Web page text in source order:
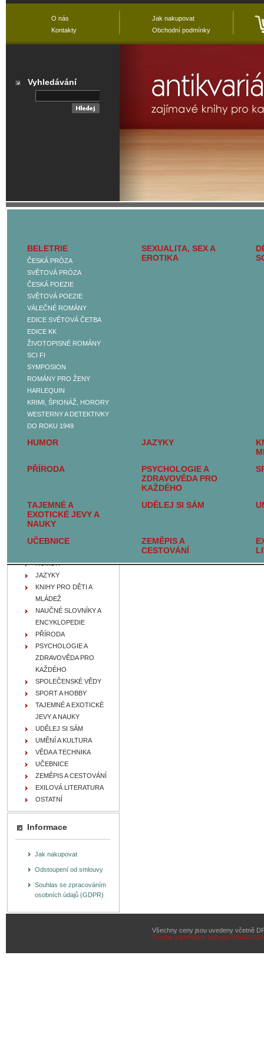
BELETRIE
ČESKÁ PRÓZA
SVĚTOVÁ PRÓZA
ČESKÁ POEZIE
SVĚTOVÁ POEZIE
VÁLEČNÉ ROMÁNY
EDICE SVĚTOVÁ ČETBA
EDICE KK
ŽIVOTOPISNÉ ROMÁNY
SCI FI
SYMPOSION
ROMÁNY PRO ŽENY
HARLEQUIN
KRIMI, ŠPIONÁŽ, HORORY
WESTERNY A DETEKTIVKY
DO ROKU 1949
SEXUALITA, SEX A
EROTIKA
HUMOR JAZYKY
PŘÍRODA
PSYCHOLOGIE A
ZDRAVOVĚDA PRO
KAŽDÉHO
TAJEMNÉ A
EXOTICKÉ JEVY A
NAUKY
UDĚLEJ SI SÁM
UČEBNICE
ZEMĚPIS A
CESTOVÁNÍ
Hlavní kategorie
BELETRIE
ČESKÁ PRÓZA
SVĚTOVÁ PRÓZA
ČESKÁ POEZIE
VÁLEČNÉ ROMÁNY
EDICE KK
SCI FI
KRIMI, ŠPIONÁŽ,
WESTERNY A
SEXUALITA, SEX A
EROTIKA
DĚJINY A SOUČASNOST
FILOZOFIE, IDEOLOGIE A
HUMOR
JAZYKY
KNIHY PRO DĚTI A
MLÁDEŽ
NAUČNÉ SLOVNÍKY A
ENCYKLOPEDIE
PŘÍRODA
PSYCHOLOGIE A
ZDRAVOVĚDA PRO
KAŽDÉHO
SPOLEČENSKÉ VĚDY
SPORT A HOBBY
TAJEMNÉ A EXOTICKÉ
JEVY A NAUKY
UDĚLEJ SI SÁM
UMĚNÍ A KULTURA
VĚDA A TECHNIKA
UČEBNICE
ZEMĚPIS A CESTOVÁNÍ
EXILOVÁ LITERATURA
OSTATNÍ
Informace
Jak nakupovat
Odstoupení od smlouvy
Souhlas se zpracováním
osobních údajů (GDPR)
Všechny ceny jsou uvedeny včetně
Tvorba a pronájem eshopů
O nás
Kontakty
Jak nakupovat
Obchodní podmínky
Vyhledávání